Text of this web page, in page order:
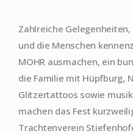
Zahlreiche
und die Menschen
MOHR ausmachen, ein
die Familie mit Hüpfburg,
Glitzertattoos sowie
machen das Fest
Trachtenverein